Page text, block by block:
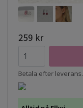
259 kr
Betala efter leverans.